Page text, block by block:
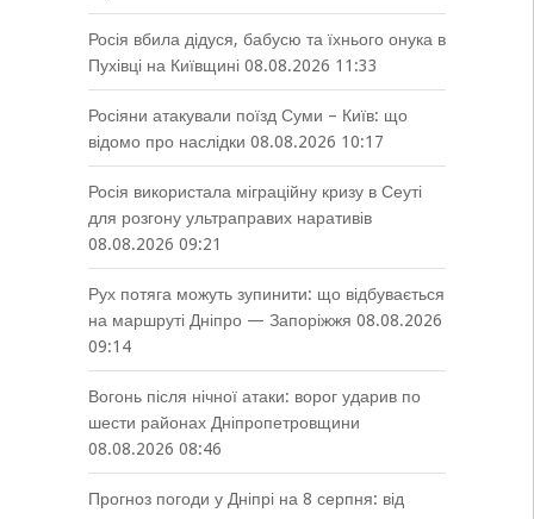
Росія вбила дідуся, бабусю та їхнього онука в
Пухівці на Київщині 08.08.2026 11:33
Росіяни атакували поїзд Суми – Київ: що
відомо про наслідки 08.08.2026 10:17
Росія використала міграційну кризу в Сеуті
для розгону ультраправих наративів
08.08.2026 09:21
Рух потяга можуть зупинити: що відбувається
на маршруті Дніпро — Запоріжжя 08.08.2026
09:14
Вогонь після нічної атаки: ворог ударив по
шести районах Дніпропетровщини
08.08.2026 08:46
Прогноз погоди у Дніпрі на 8 серпня: від